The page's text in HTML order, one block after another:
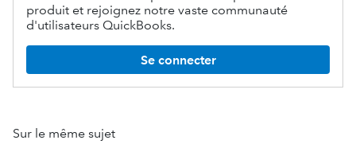
produit et rejoignez notre vaste communauté
d'utilisateurs QuickBooks.
Se connecter
Sur le même sujet